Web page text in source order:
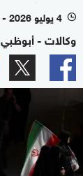
l 4 يوليو 2026 - 07:30 بتوقيت أبوظبي
وكالات - أبوظبي